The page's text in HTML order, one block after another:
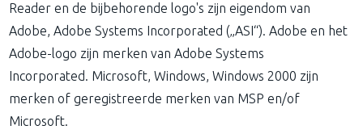
Reader en de bijbehorende logo's zijn eigendom van
Adobe, Adobe Systems Incorporated („ASI“). Adobe en het
Adobe-logo zijn merken van Adobe Systems
Incorporated. Microsoft, Windows, Windows 2000 zijn
merken of geregistreerde merken van MSP en/of
Microsoft.